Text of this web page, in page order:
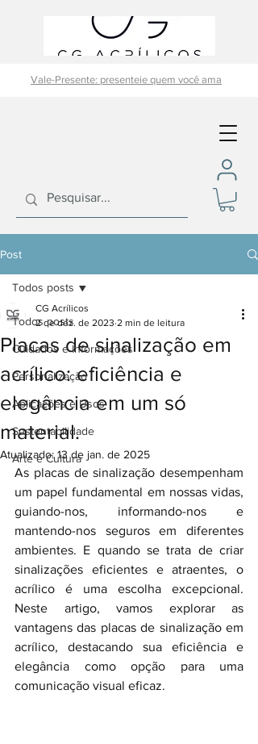
Vale-Presente: presenteie quem você ama
Post
Todos posts
Cuidados e Informações
Personalização
Aplicações e Usos
Sustentabilidade
Arte e Cultura
Todos posts
Placas de sinalização em
acrílico: eficiência e
elegância em um só
material.
CG Acrílicos
2 de dez. de 2023 2 min de leitura
Atualizado:13 de jan. de 2025
As placas de sinalização desempenham
um papel fundamental em nossas vidas,
guiando-nos, informando-nos e
mantendo-nos seguros em diferentes
ambientes. E quando se trata de criar
sinalizações eficientes e atraentes, o
acrílico é uma escolha excepcional.
Neste artigo, vamos explorar as
vantagens das placas de sinalização em
acrílico, destacando sua eficiência e
elegância como opção para uma
comunicação visual eficaz.